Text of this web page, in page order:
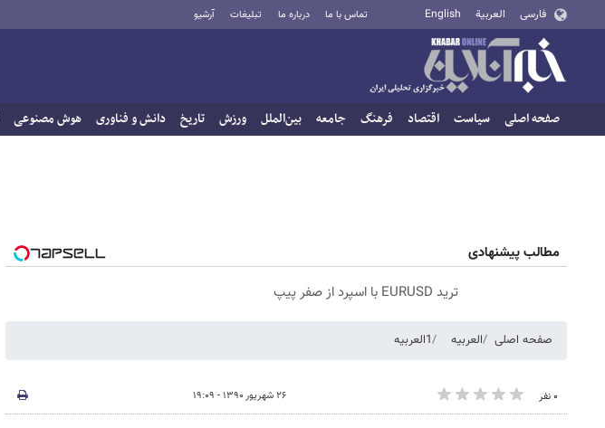
فارسی العربية English تماس با ما درباره ما تبلیغات آرشیو
صفحه اصلی سیاست اقتصاد فرهنگ جامعه بین‌الملل ورزش تاریخ دانش و فناوری هوش مصنوعی
مطالب پیشنهادی
ترید EURUSD با اسپرد از صفر پیپ
صفحه اصلی العربیه 1العربیه
۰ نفر ۲۶ شهریور ۱۳۹۰ - ۱۹:۰۹